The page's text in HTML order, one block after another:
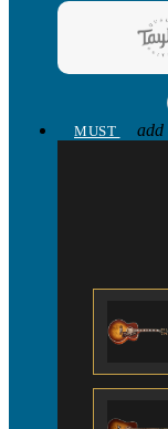
MUST
add